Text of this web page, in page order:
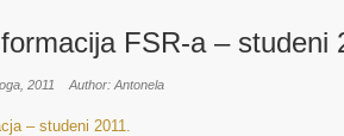
FSR-a – studeni
2011 Author: Antonela
– studeni 2011.